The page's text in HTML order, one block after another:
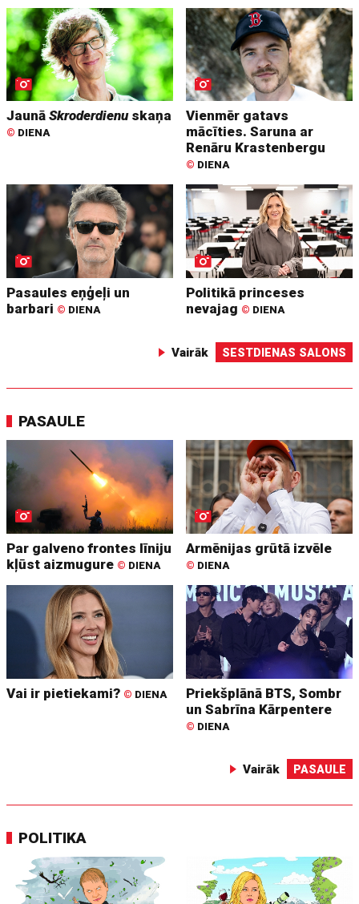
JaunāSkroderdienuskaņa
© DIENA
Vienmēr gatavs
mācīties. Saruna ar
Renāru Krastenbergu
© DIENA
Pasaules eņģeļi un
barbari © DIENA
Politikā princeses
nevajag © DIENA
Vairāk SESTDIENAS SALONS
PASAULE
Par galveno frontes līniju
kļūst aizmugure © DIENA
Armēnijas grūtā izvēle
© DIENA
Vai ir pietiekami? © DIENA
Priekšplānā BTS, Sombr
un Sabrīna Kārpentere
© DIENA
Vairāk PASAULE
POLITIKA